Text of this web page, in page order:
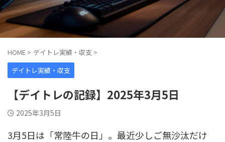
HOME > デイトレ実績・収支 >
デイトレ実績・収支
【デイトレの記録】2025年3月5日
2025年3月5日
3月5日は「常陸牛の日」。最近少しご無沙汰だけ